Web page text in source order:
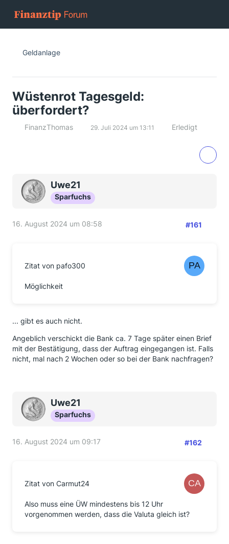
Geldanlage
Wüstenrot Tagesgeld:
überfordert?
FinanzThomas 29. Juli 2024 um 13:11 Erledigt
Uwe21
Sparfuchs
16. August 2024 um 08:58 #161
Zitat von pafo300
Möglichkeit
... gibt es auch nicht.
Angeblich verschickt die Bank ca. 7 Tage später einen Brief
mit der Bestätigung, dass der Auftrag eingegangen ist. Falls
nicht, mal nach 2 Wochen oder so bei der Bank nachfragen?
Uwe21
Sparfuchs
16. August 2024 um 09:17 #162
Zitat von Carmut24
Also muss eine ÜW mindestens bis 12 Uhr
vorgenommen werden, dass die Valuta gleich ist?